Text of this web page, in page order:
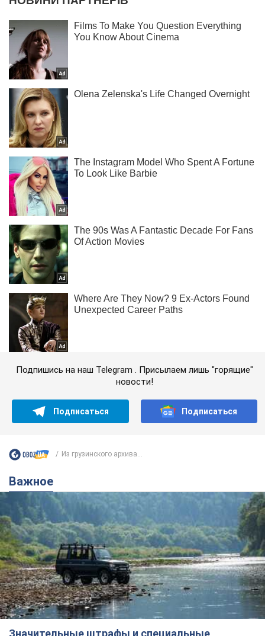
Подпишись на наш Telegram . Присылаем лишь "горящие"
новости!
Подписаться Подписаться
Из грузинского архива...
Важное